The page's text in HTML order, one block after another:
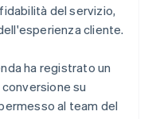
del servizio,
cliente.
ha registrato un
su
al team del